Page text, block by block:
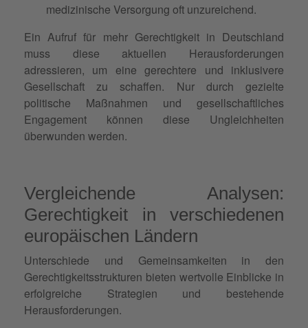
medizinische Versorgung oft unzureichend.
Ein Aufruf für mehr Gerechtigkeit in Deutschland
muss diese aktuellen Herausforderungen
adressieren, um eine gerechtere und inklusivere
Gesellschaft zu schaffen. Nur durch gezielte
politische Maßnahmen und gesellschaftliches
Engagement können diese Ungleichheiten
überwunden werden.
Vergleichende Analysen:
Gerechtigkeit in verschiedenen
europäischen Ländern
Unterschiede und Gemeinsamkeiten in den
Gerechtigkeitsstrukturen bieten wertvolle Einblicke in
erfolgreiche Strategien und bestehende
Herausforderungen.